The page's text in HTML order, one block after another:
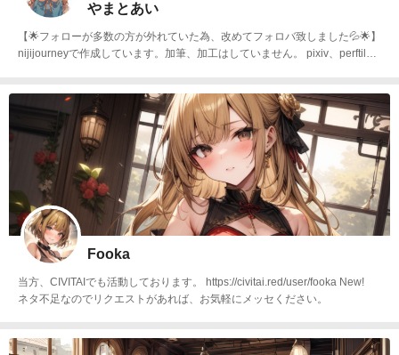
やまとあい
【🌟フォローが多数の方が外れていた為、改めてフォロバ致しました💦🌟】
nijijourneyで作成しています。加筆、加工はしていません。 pixiv、perftilea
す。よろしくお願いいたします。
Fooka
当方、CIVITAIでも活動しております。 https://civitai.red/user/fooka New!
ネタ不足なのでリクエストがあれば、お気軽にメッセください。